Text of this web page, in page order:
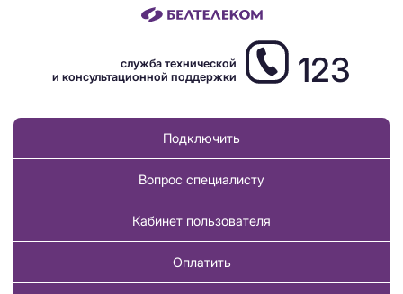
служба технической
и консультационной поддержки
123
Подключить
Вопрос специалисту
Кабинет пользователя
Оплатить